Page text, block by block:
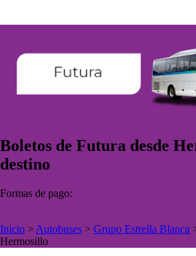
Boletos de Futura desde
destino
Formas de pago:
Inicio > Autobuses > Grupo Estrella Blanca
Hermosillo